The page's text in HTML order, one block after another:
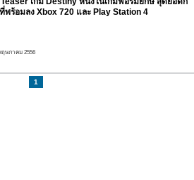
พร้อมลง Xbox 720 และ Play Station 4
ฤษภาคม 2556
1